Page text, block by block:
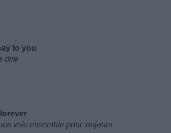
to you
dire
vois ensemble pour toujours